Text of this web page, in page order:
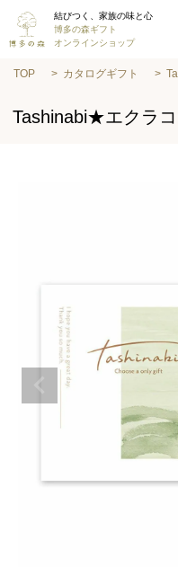
結びつく、家族の味と心
博多の森ギフト
オンラインショップ
TOP カタログギフト
Tashinabi★エクラ